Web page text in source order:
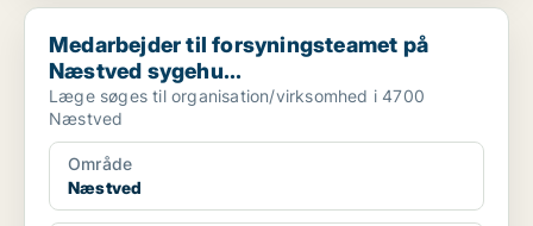
Medarbejder til forsyningsteamet på Næstved sygehu...
Medarbejder til forsyningsteamet på
Næstved sygehu...
Læge søges til organisation/virksomhed i 4700
Næstved
Område
Næstved